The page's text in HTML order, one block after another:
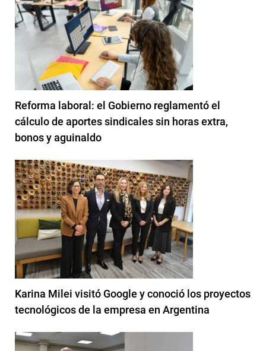
Reforma laboral: el Gobierno reglamentó el
cálculo de aportes sindicales sin horas extra,
bonos y aguinaldo
Karina Milei visitó Google y conoció los proyectos
tecnológicos de la empresa en Argentina